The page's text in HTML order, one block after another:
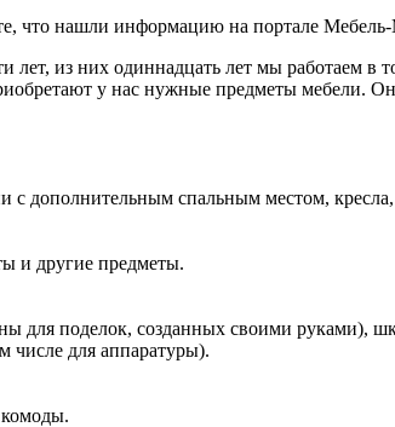
что нашли информацию на портале
лет, из них одиннадцать лет мы работаем в
у нас нужные предметы мебели.
с дополнительным спальным местом,
и другие предметы.
для поделок, созданных своими
числе для аппаратуры).